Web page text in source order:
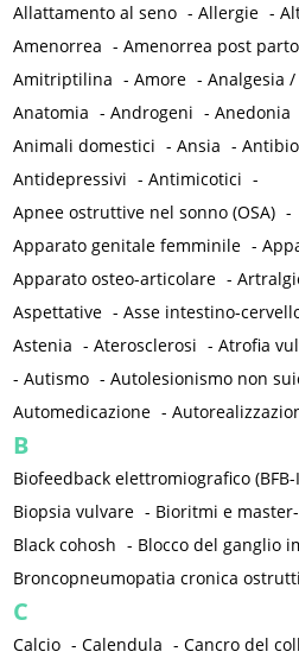
Allattamento al seno -Allergie -
Amenorrea -Amenorrea post parto
Amitriptilina -Amore -Analgesia
Anatomia -Androgeni -Anedonia
Animali domestici -Ansia -
Antidepressivi -Antimicotici -
Apnee ostruttive nel sonno (OSA) -
Apparato genitale femminile -
Apparato osteo-articolare -
Aspettative -Asse intestino-
Astenia -Aterosclerosi -Atrofia
-Autismo -Autolesionismo non
Automedicazione -
B
Biofeedback elettromiografico (BFB-
Biopsia vulvare - Bioritmi e
Black cohosh - Blocco del ganglio
Broncopneumopatia cronica
C
Calcio -Calendula -Cancro del